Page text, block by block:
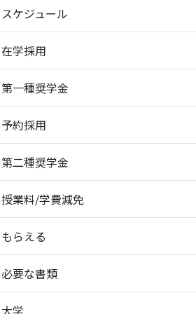
スケジュール
在学採用
第一種奨学金
予約採用
第二種奨学金
授業料/学費減免
もらえる
必要な書類
大学